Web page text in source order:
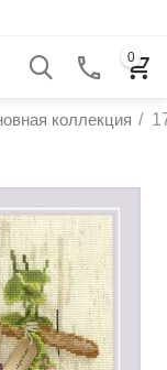
0
коллекция /